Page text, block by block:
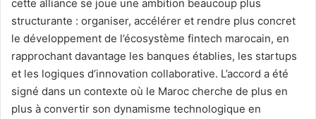
cette alliance se joue une ambition beaucoup plus
structurante : organiser, accélérer et rendre plus concret
le développement de l’écosystème fintech marocain, en
rapprochant davantage les banques établies, les startups
et les logiques d’innovation collaborative. L’accord a été
signé dans un contexte où le Maroc cherche de plus en
plus à convertir son dynamisme technologique en